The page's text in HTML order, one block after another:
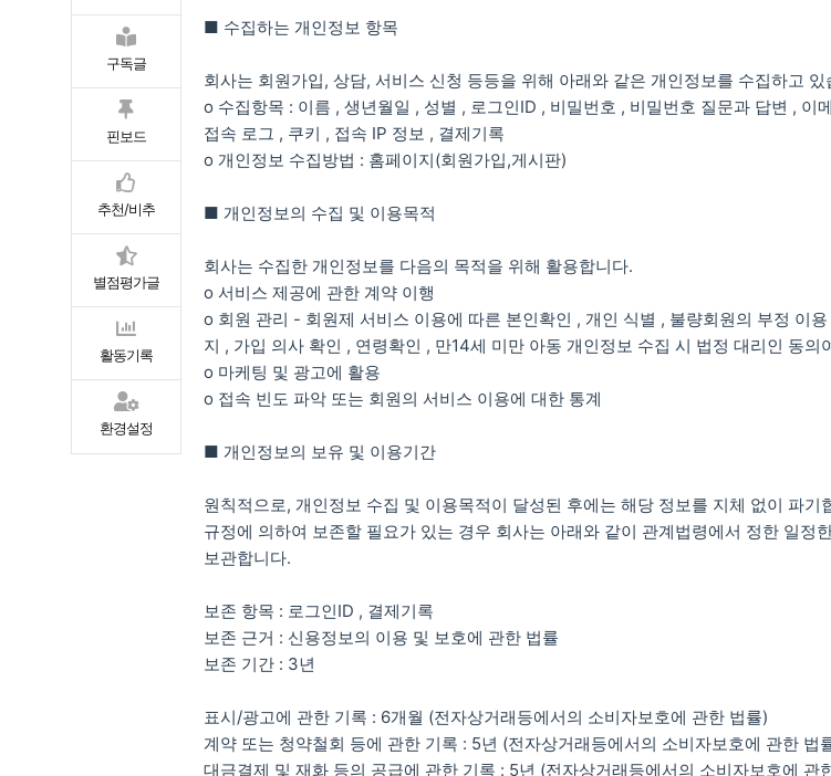
구독글
핀보드
추천/비추
별점평가글
활동기록
환경설정
■ 수집하는 개인정보 항목
회사는 회원가입, 상담, 서비스 신청 등등을 위해 아래와 같은 개인정보를 수집하고 있
ο 수집항목 : 이름 , 생년월일 , 성별 , 로그인ID , 비밀번호 , 비밀번호 질문과 답변 , 이
접속 로그 , 쿠키 , 접속 IP 정보 , 결제기록
ο 개인정보 수집방법 : 홈페이지(회원가입,게시판)
■ 개인정보의 수집 및 이용목적
회사는 수집한 개인정보를 다음의 목적을 위해 활용합니다.
ο 서비스 제공에 관한 계약 이행
ο 회원 관리 - 회원제 서비스 이용에 따른 본인확인 , 개인 식별 , 불량회원의 부정 이
지 , 가입 의사 확인 , 연령확인 , 만14세 미만 아동 개인정보 수집 시 법정 대리인 동의
ο 마케팅 및 광고에 활용
ο 접속 빈도 파악 또는 회원의 서비스 이용에 대한 통계
■ 개인정보의 보유 및 이용기간
원칙적으로, 개인정보 수집 및 이용목적이 달성된 후에는 해당 정보를 지체 없이 파기
규정에 의하여 보존할 필요가 있는 경우 회사는 아래와 같이 관계법령에서 정한 일정
보관합니다.
보존 항목 : 로그인ID , 결제기록
보존 근거 : 신용정보의 이용 및 보호에 관한 법률
보존 기간 : 3년
표시/광고에 관한 기록 : 6개월 (전자상거래등에서의 소비자보호에 관한 법률)
계약 또는 청약철회 등에 관한 기록 : 5년 (전자상거래등에서의 소비자보호에 관한 법
대금결제 및 재화 등의 공급에 관한 기록 : 5년 (전자상거래등에서의 소비자보호에 관